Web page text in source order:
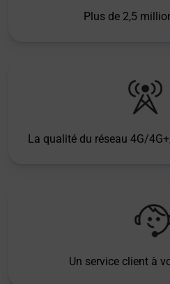
Plus de 2,5
La qualité du réseau 4G/
Un service client à